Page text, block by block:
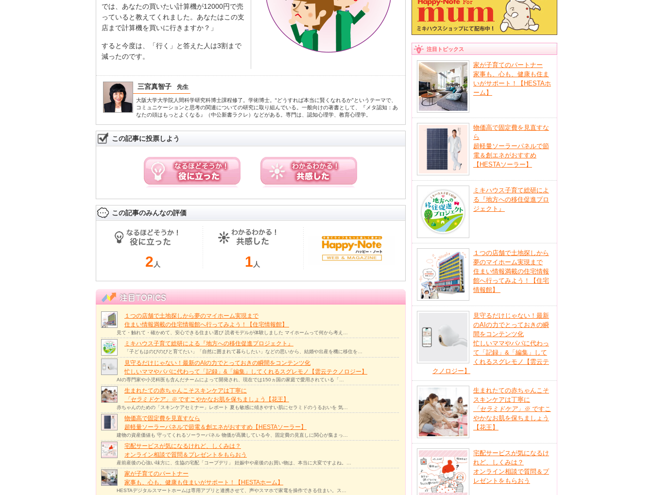
では、あなたの買いたい計算機が12000円で売
っていると教えてくれました。あなたはこの支
店まで計算機を買いに行きますか？」
すると今度は、「行く」と答えた人は3割まで
減ったのです。
三宮真智子 先生
大阪大学大学院人間科学研究科博士課程修了。学術博士。“どうすれば本当に賢くなれるか”というテーマで、
コミュニケーションと思考の関連についての研究に取り組んでいる。一般向けの著書として、『メタ認知：あ
なたの頭はもっとよくなる』（中公新書ラクレ）などがある。専門は、認知心理学、教育心理学。
この記事に投票しよう
この記事のみんなの評価
2 人 1 人
１つの店舗で土地探しから夢のマイホーム実現まで
住まい情報満載の住宅情報館へ行ってみよう！【住宅情報館】
見て・触れて・確かめて、安心できる住まい選び 読者モデルが体験しました マイホームって何から考え…
ミキハウス子育て総研による『地方への移住促進プロジェクト』
「子どもはのびのびと育てたい」「自然に囲まれて暮らしたい」などの思いから、結婚や出産を機に移住を…
見守るだけじゃない！最新のAIの力でとっておきの瞬間をコンテンツ化
忙しいママやパパに代わって「記録」&「編集」してくれるスグレモノ【雲云テクノロジー】
AIの専門家や小児科医も含んだチームによって開発され、現在では150ヵ国の家庭で愛用されている「…
生まれたての赤ちゃんこそスキンケアは丁寧に
「セラミドケア」 ※ですこやかなお肌を保ちましょう【花王】
赤ちゃんのための「スキンケアセミナー」レポート 夏も敏感に傾きやすい肌にセラミドのうるおいを 気…
物価高で固定費を見直すなら
超軽量ソーラーパネルで節電＆創エネがおすすめ【HESTAソーラー】
建物の資産価値も 守ってくれるソーラーパネル 物価が高騰している今、固定費の見直しに関心が集まっ…
宅配サービスが気になるけれど、しくみは？
オンライン相談で質問＆プレゼントをもらおう
産前産後の心強い味方に、生協の宅配「コープデリ」 妊娠中や産後のお買い物は、本当に大変ですよね。…
家が子育てのパートナー
家事も、心も、健康も住まいがサポート！【HESTAホーム】
HESTAデジタルスマートホームは専用アプリと連携させて、声やスマホで家電を操作できる住まい。ス…
注目トピックス
家が子育てのパートナー
家事も、心も、健康も住ま
いがサポート！【HESTAホ
ーム】
物価高で固定費を見直すな
ら
超軽量ソーラーパネルで節
電＆創エネがおすすめ
【HESTAソーラー】
ミキハウス子育て総研によ
る『地方への移住促進プロ
ジェクト』
１つの店舗で土地探しから
夢のマイホーム実現まで
住まい情報満載の住宅情報
館へ行ってみよう！【住宅
情報館】
見守るだけじゃない！最新
のAIの力でとっておきの瞬
間をコンテンツ化
忙しいママやパパに代わっ
て「記録」&「編集」して
くれるスグレモノ【雲云テ
クノロジー】
生まれたての赤ちゃんこそ
スキンケアは丁寧に
「セラミドケア」 ※ ですこ
やかなお肌を保ちましょう
【花王】
宅配サービスが気になるけ
れど、しくみは？
オンライン相談で質問＆プ
レゼントをもらおう